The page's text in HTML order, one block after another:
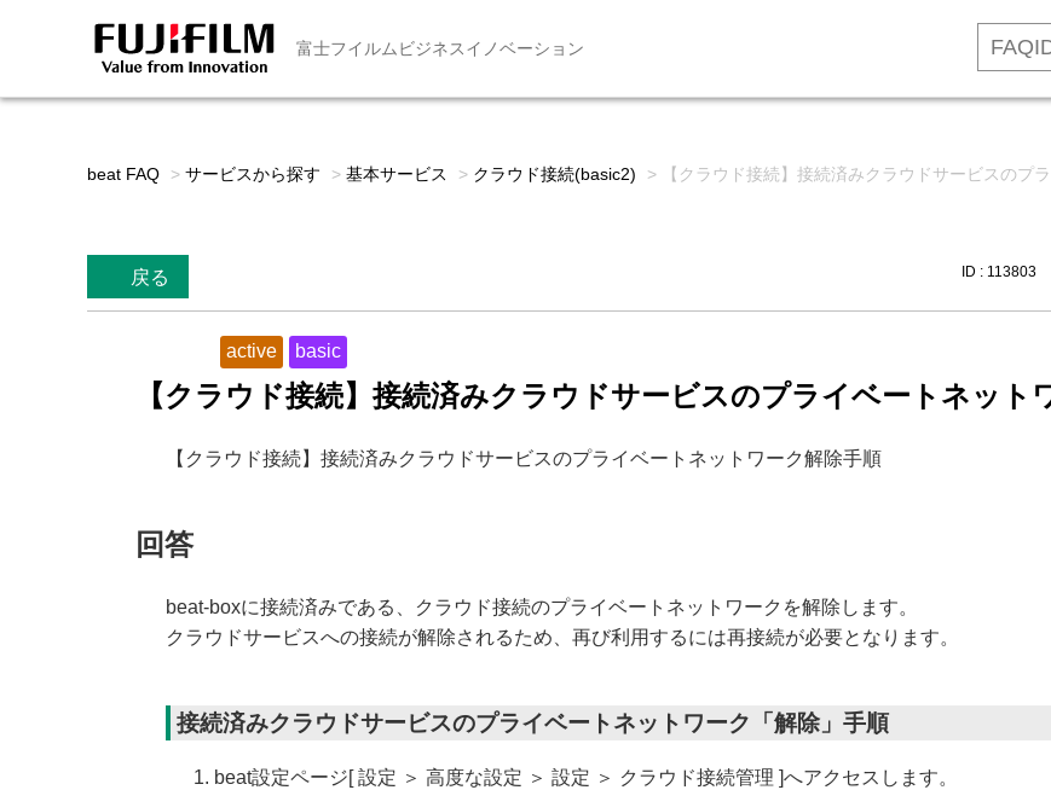
富士フイルムビジネスイノベーション
beat FAQ > サービスから探す > 基本サービス > クラウド接続(basic2) > 【クラウド接続】接続済みクラウドサービスのプ
戻る ID : 113803
active basic
【クラウド接続】接続済みクラウドサービスのプライベートネット
【クラウド接続】接続済みクラウドサービスのプライベートネットワーク解除手順
回答
beat-boxに接続済みである、クラウド接続のプライベートネットワークを解除します。
クラウドサービスへの接続が解除されるため、再び利用するには再接続が必要となります。
接続済みクラウドサービスのプライベートネットワーク「解除」手順
beat設定ページ[ 設定 ＞ 高度な設定 ＞ 設定 ＞ クラウド接続管理 ]へアクセスします。